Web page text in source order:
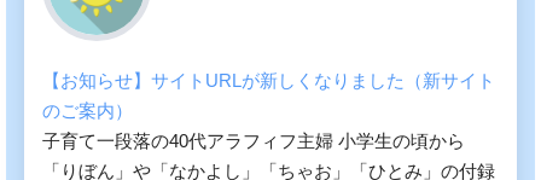
【お知らせ】サイトURLが新しくなりました（新サイト
のご案内）
子育て一段落の40代アラフィフ主婦 小学生の頃から
「りぼん」や「なかよし」「ちゃお」「ひとみ」の付録